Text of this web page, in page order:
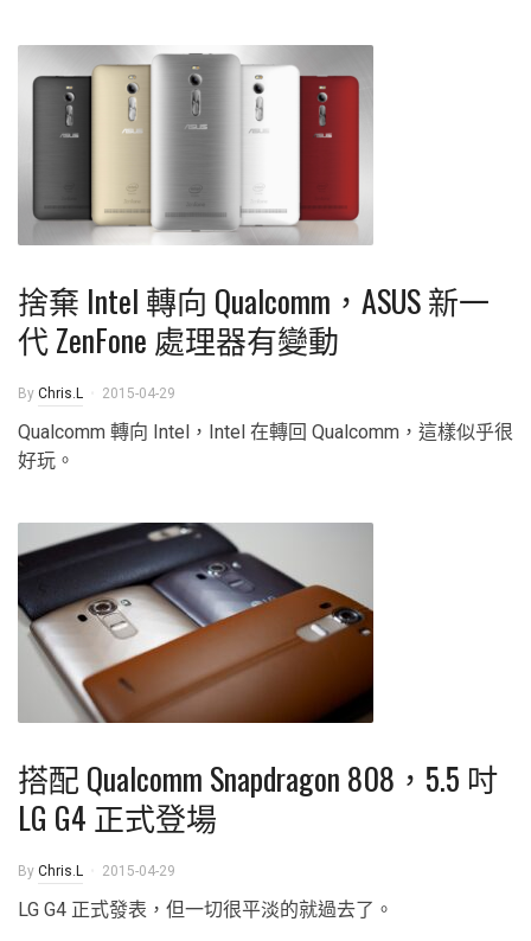
捨棄 Intel 轉向 Qualcomm，ASUS 新一
代 ZenFone 處理器有變動
By Chris.L 2015-04-29
Qualcomm 轉向 Intel，Intel 在轉回 Qualcomm，這樣似乎很
好玩。
搭配 Qualcomm Snapdragon 808，5.5 吋
LG G4 正式登場
By Chris.L 2015-04-29
LG G4 正式發表，但一切很平淡的就過去了。